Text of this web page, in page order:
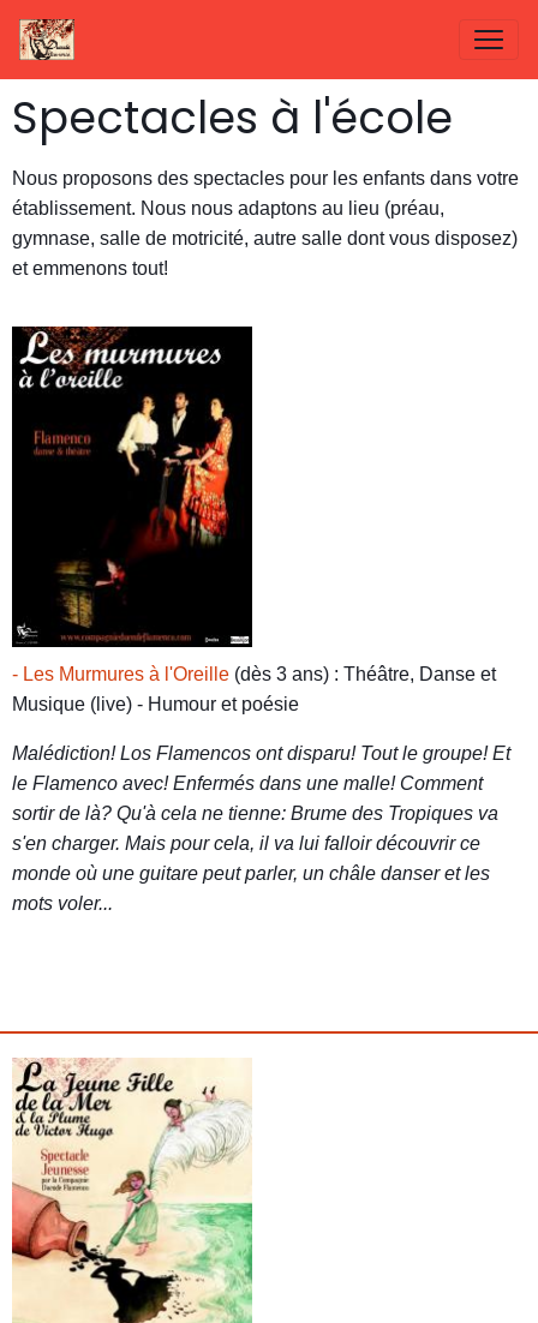
Spectacles à l'école
Nous proposons des spectacles pour les enfants dans votre
établissement. Nous nous adaptons au lieu (préau,
gymnase, salle de motricité, autre salle dont vous disposez)
et emmenons tout!
- Les Murmures à l'Oreille (dès 3 ans) : Théâtre, Danse et
Musique (live) - Humour et poésie
Malédiction! Los Flamencos ont disparu! Tout le groupe! Et
le Flamenco avec! Enfermés dans une malle! Comment
sortir de là? Qu'à cela ne tienne: Brume des Tropiques va
s'en charger. Mais pour cela, il va lui falloir découvrir ce
monde où une guitare peut parler, un châle danser et les
mots voler...